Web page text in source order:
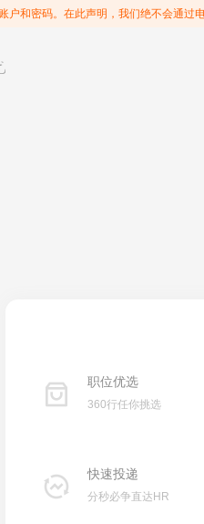
户和密码。在此声明，我们绝不会通过
职位优选
360行任你挑选
快速投递
分秒必争直达HR